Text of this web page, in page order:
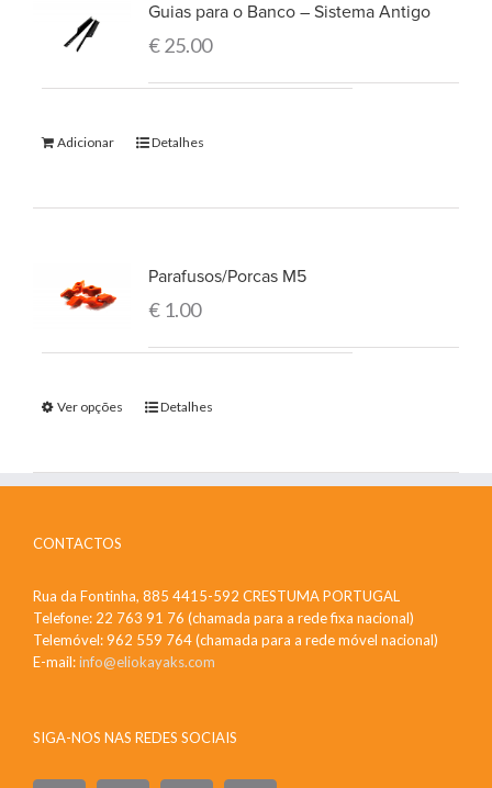
Guias para o Banco – Sistema Antigo
€25.00
Adicionar Detalhes
Parafusos/Porcas M5
€1.00
Ver opções Detalhes
CONTACTOS
Rua da Fontinha, 885 4415-592 CRESTUMA PORTUGAL
Telefone: 22 763 91 76 (chamada para a rede fixa nacional)
Telemóvel: 962 559 764 (chamada para a rede móvel nacional)
E-mail:info@eliokayaks.com
SIGA-NOS NAS REDES SOCIAIS